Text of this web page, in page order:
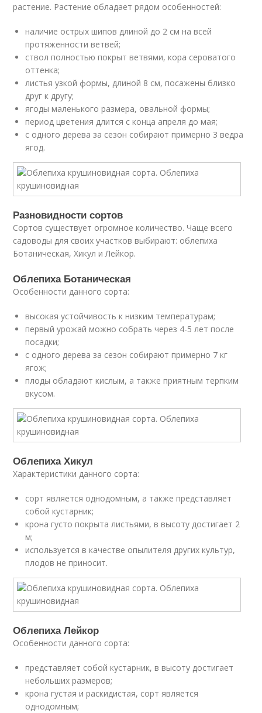
растение. Растение обладает рядом особенностей:
наличие острых шипов длиной до 2 см на всей
протяженности ветвей;
ствол полностью покрыт ветвями, кора сероватого
оттенка;
листья узкой формы, длиной 8 см, посажены близко
друг к другу;
ягоды маленького размера, овальной формы;
период цветения длится с конца апреля до мая;
с одного дерева за сезон собирают примерно 3 ведра
ягод.
Разновидности сортов
Сортов существует огромное количество. Чаще всего
садоводы для своих участков выбирают: облепиха
Ботаническая, Хикул и Лейкор.
Облепиха Ботаническая
Особенности данного сорта:
высокая устойчивость к низким температурам;
первый урожай можно собрать через 4-5 лет после
посадки;
с одного дерева за сезон собирают примерно 7 кг
ягож;
плоды обладают кислым, а также приятным терпким
вкусом.
Облепиха Хикул
Характеристики данного сорта:
сорт является однодомным, а также представляет
собой кустарник;
крона густо покрыта листьями, в высоту достигает 2
м;
используется в качестве опылителя других культур,
плодов не приносит.
Облепиха Лейкор
Особенности данного сорта:
представляет собой кустарник, в высоту достигает
небольших размеров;
крона густая и раскидистая, сорт является
однодомным;